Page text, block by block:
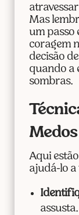
Mas
um passo
coragem
decisão
quando a
sombras.
Medos
Aqui
ajudá-lo a